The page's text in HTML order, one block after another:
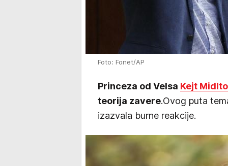
Foto: Fonet/AP
Princeza od Velsa Kejt
teorija zavere.Ovog puta
izazvala burne reakcije.